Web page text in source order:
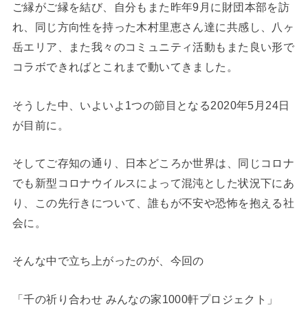
ご縁がご縁を結び、自分もまた昨年9月に財団本部を訪
れ、同じ方向性を持った木村里恵さん達に共感し、八ヶ
岳エリア、また我々のコミュニティ活動もまた良い形で
コラボできればとこれまで動いてきました。
そうした中、いよいよ1つの節目となる2020年5月24日
が目前に。
そしてご存知の通り、日本どころか世界は、同じコロナ
でも新型コロナウイルスによって混沌とした状況下にあ
り、この先行きについて、誰もが不安や恐怖を抱える社
会に。
そんな中で立ち上がったのが、今回の
「千の祈り合わせ みんなの家1000軒プロジェクト」